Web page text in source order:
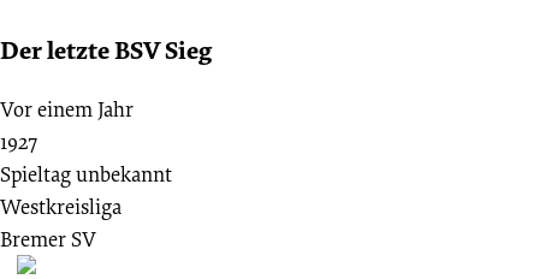
Der letzte BSV Sieg
Vor einem Jahr
1927
Spieltag unbekannt
Westkreisliga
Bremer SV